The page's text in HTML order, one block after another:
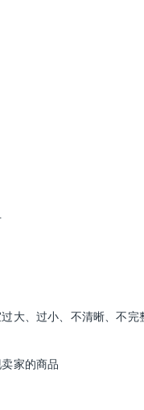
大、过小、不清晰、不完
家的商品